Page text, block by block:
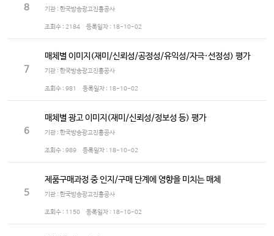
8 기관 : 한국방송광고진흥공사
조회수 : 2184 등록일자 : 18-10-02
7
매체별 이미지(재미/신뢰성/공정성/유익성/자극·선정성) 평가
기관 : 한국방송광고진흥공사
조회수 : 981 등록일자 : 18-10-02
6
매체별 광고 이미지(재미/신뢰성/정보성 등) 평가
기관 : 한국방송광고진흥공사
조회수 : 989 등록일자 : 18-10-02
5
제품구매과정 중 인지/구매 단계에 영향을 미치는 매체
기관 : 한국방송광고진흥공사
조회수 : 1150 등록일자 : 18-10-02